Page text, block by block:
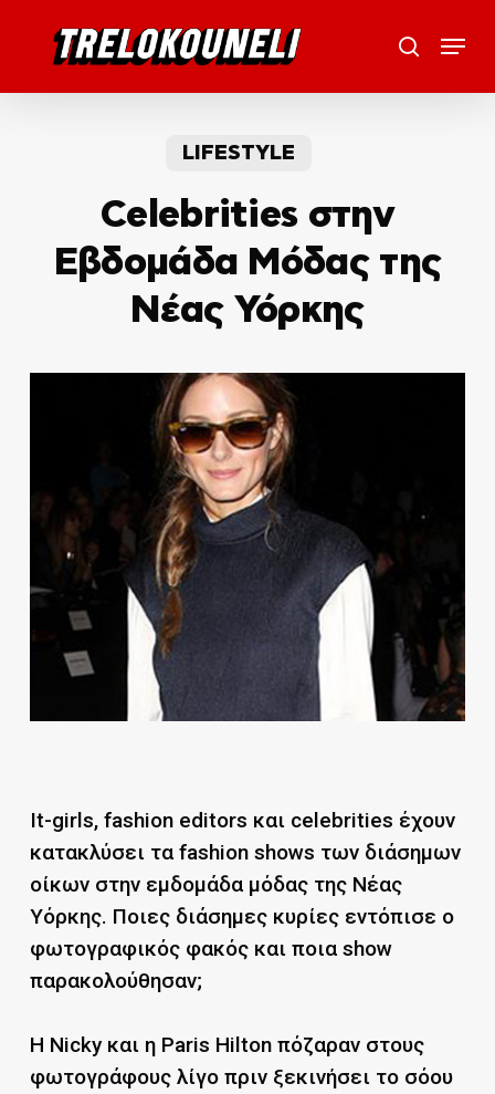
search
Menu
LIFESTYLE
Celebrities στην
Εβδομάδα Μόδας της
Νέας Υόρκης
It-girls, fashion editors και celebrities έχουν
κατακλύσει τα fashion shows των διάσημων
οίκων στην εμδομάδα μόδας της Νέας
Υόρκης. Ποιες διάσημες κυρίες εντόπισε ο
φωτογραφικός φακός και ποια show
παρακολούθησαν;
Η Nicky και η Paris Hilton πόζαραν στους
φωτογράφους λίγο πριν ξεκινήσει το σόου